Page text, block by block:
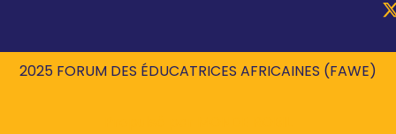
2025 FORUM DES ÉDUCATRICES AFRICAINES (FAWE)